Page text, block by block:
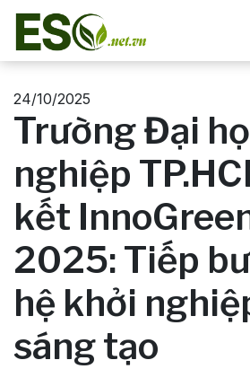
24/10/2025
Trường Đại
nghiệp
kết
2025: Tiếp
hệ khởi
sáng tạo